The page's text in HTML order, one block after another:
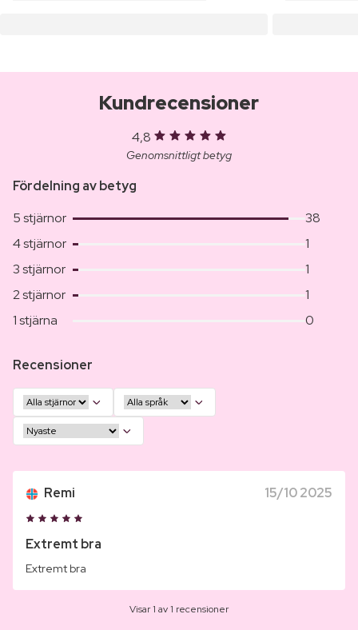
Kundrecensioner
4,8
Genomsnittligt betyg
Fördelning av betyg
5 stjärnor
38
4 stjärnor
1
3 stjärnor
1
2 stjärnor
1
1 stjärna
0
Recensioner
Remi 15/10 2025
Extremt bra
Extremt bra
Visar 1 av 1 recensioner